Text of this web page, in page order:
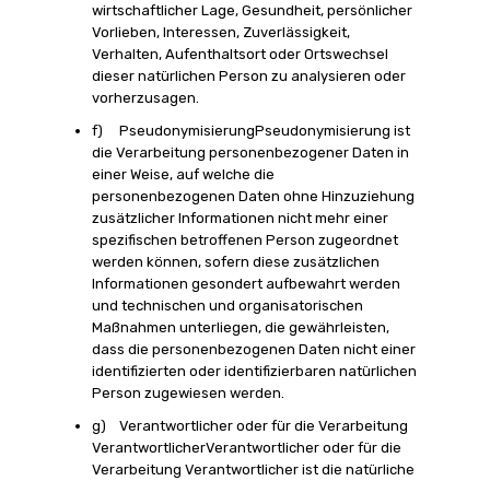
wirtschaftlicher Lage, Gesundheit, persönlicher
Vorlieben, Interessen, Zuverlässigkeit,
Verhalten, Aufenthaltsort oder Ortswechsel
dieser natürlichen Person zu analysieren oder
vorherzusagen.
f) PseudonymisierungPseudonymisierung ist
die Verarbeitung personenbezogener Daten in
einer Weise, auf welche die
personenbezogenen Daten ohne Hinzuziehung
zusätzlicher Informationen nicht mehr einer
spezifischen betroffenen Person zugeordnet
werden können, sofern diese zusätzlichen
Informationen gesondert aufbewahrt werden
und technischen und organisatorischen
Maßnahmen unterliegen, die gewährleisten,
dass die personenbezogenen Daten nicht einer
identifizierten oder identifizierbaren natürlichen
Person zugewiesen werden.
g) Verantwortlicher oder für die Verarbeitung
VerantwortlicherVerantwortlicher oder für die
Verarbeitung Verantwortlicher ist die natürliche